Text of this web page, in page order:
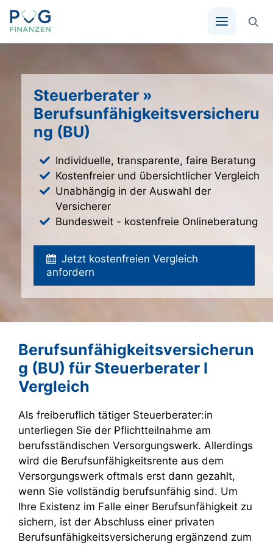
Steuerberater »
Berufsunfähigkeitsversicheru
ng (BU)
Individuelle, transparente, faire Beratung
Kostenfreier und übersichtlicher Vergleich
Unabhängig in der Auswahl der
Versicherer
Bundesweit - kostenfreie Onlineberatung
Jetzt kostenfreien Vergleich
anfordern
Berufsunfähigkeitsversicherun
g (BU) für Steuerberater I
Vergleich
Als freiberuflich tätiger Steuerberater:in
unterliegen Sie der Pflichtteilnahme am
berufsständischen Versorgungswerk. Allerdings
wird die Berufsunfähigkeitsrente aus dem
Versorgungswerk oftmals erst dann gezahlt,
wenn Sie vollständig berufsunfähig sind. Um
Ihre Existenz im Falle einer Berufsunfähigkeit zu
sichern, ist der Abschluss einer privaten
Berufsunfähigkeitsversicherung ergänzend zum